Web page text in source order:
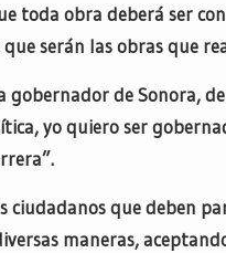
toda obra deberá ser
serán las obras que
gobernador de Sonora,
yo quiero ser
ciudadanos que deben
maneras,